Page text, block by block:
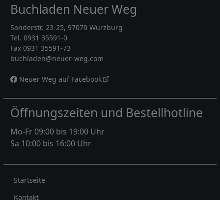
Buchladen Neuer Weg
Sanderstr. 23-25, 97070 Würzburg
Tel. 0931 35591-0
Fax 0931 35591-73
buchladen@neuer-weg.com
Neuer Weg auf Facebook
Öffnungszeiten und Bestellhotline
Mo-Fr 09:00 bis 19:00 Uhr
Sa 10:00 bis 16:00 Uhr
Rechtliches
Startseite
Kontakt